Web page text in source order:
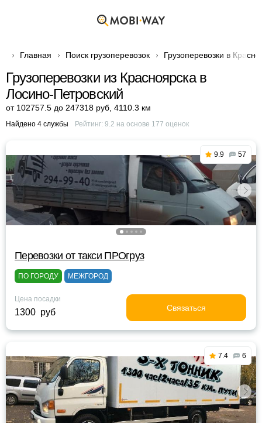
Главная Поиск грузоперевозок Грузоперевозки в
Грузоперевозки из Красноярска в
Лосино-Петровский
от 102757.5 до 247318 руб 4110.3 км
Найдено 4 службы Рейтинг: 9.2 на основе 177 оценок
9.9 57
Перевозки от такси ПРОгруз
ПО ГОРОДУ МЕЖГОРОД
Цена посадки
1300 руб Связаться
7.4 6